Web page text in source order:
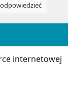
internetowej